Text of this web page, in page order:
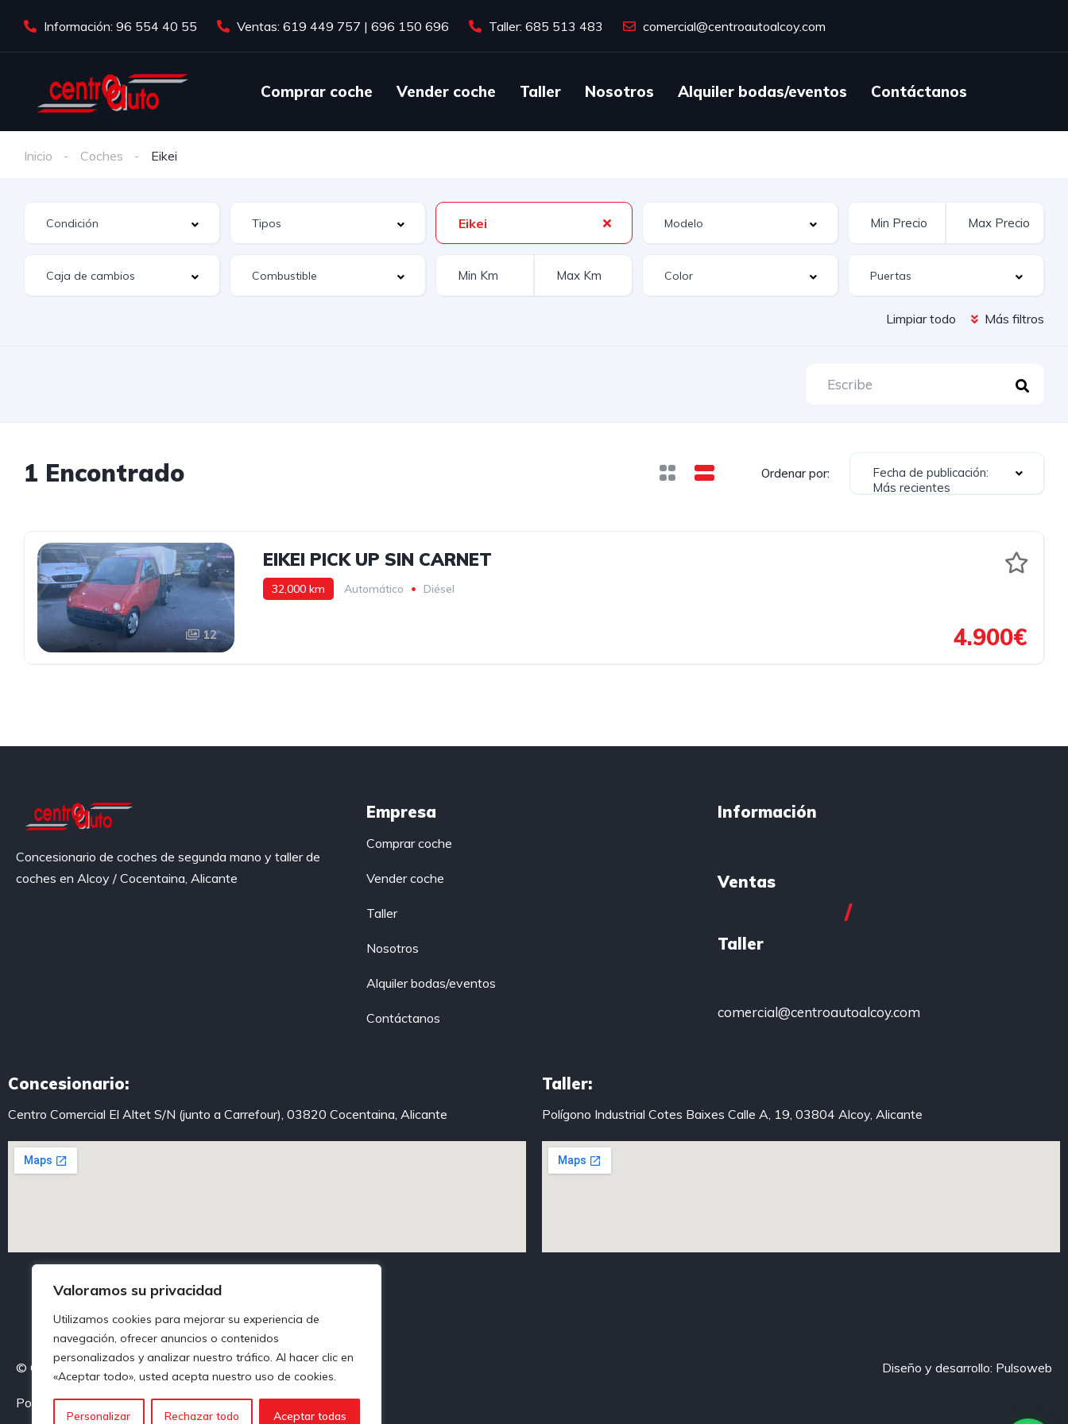
Valoramos su privacidad
Utilizamos cookies para mejorar su experiencia de
navegación, ofrecer anuncios o contenidos
personalizados y analizar nuestro tráfico. Al hacer clic en
«Aceptar todo», usted acepta nuestro uso de cookies.
Personalizar Rechazar todo Aceptar todas
Información: 96 554 40 55 Ventas: 619 449 757 | 696 150 696 Taller: 685 513 483 comercial@centroautoalcoy.com
Comprar coche Vender coche Taller Nosotros Alquiler bodas/eventos Contáctanos
Inicio Coches Eikei
Eikei
Limpiar todo Más filtros
1 Encontrado Ordenar por:
Fecha de publicación:
Más recientes
12
EIKEI PICK UP SIN CARNET
32,000 km Automático Diésel
4.900€
Concesionario de coches de segunda mano y taller de
coches en Alcoy / Cocentaina, Alicante
Empresa
Comprar coche
Vender coche
Taller
Nosotros
Alquiler bodas/eventos
Contáctanos
Información
Ventas
/696 150 696
Taller
comercial@centroautoalcoy.com
Concesionario:
Centro Comercial El Altet S/N (junto a Carrefour), 03820 Cocentaina, Alicante
Taller:
Polígono Industrial Cotes Baixes Calle A, 19, 03804 Alcoy, Alicante
© Centroautoalcoy. Todos los derechos reservados
Política de privacidad Política de Cookies Aviso legal
Diseño y desarrollo: Pulsoweb